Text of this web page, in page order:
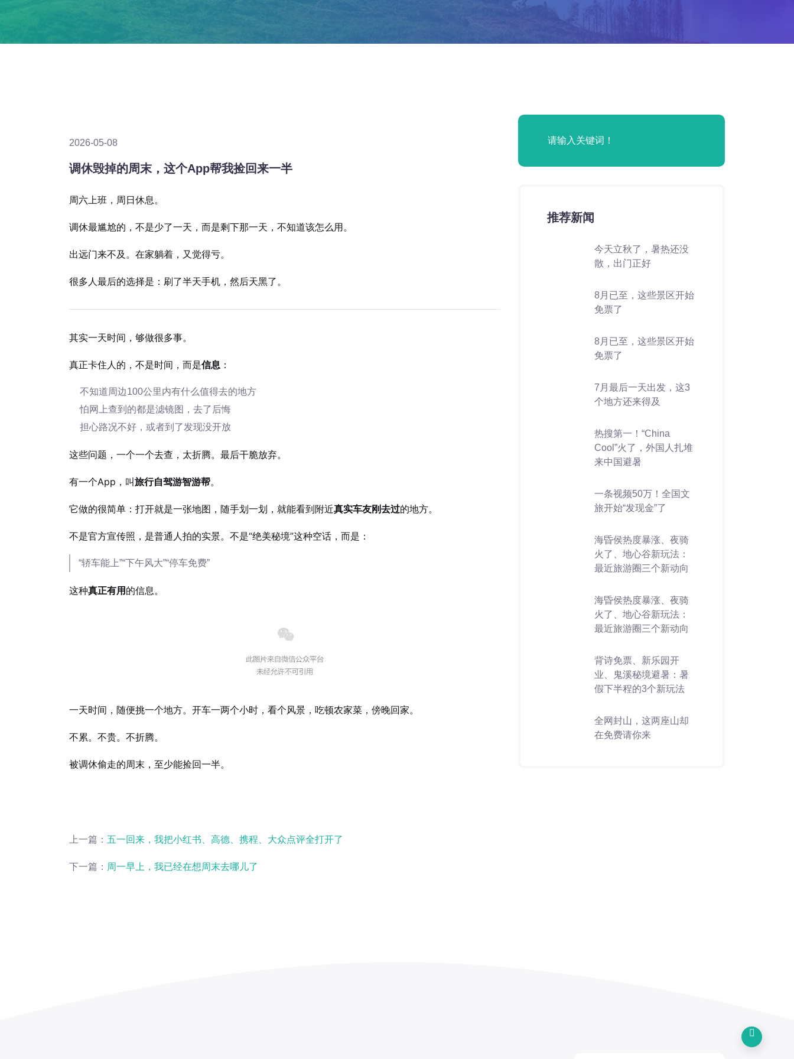
2026-05-08
调休毁掉的周末，这个App帮我捡回来一半
周六上班，周日休息。
调休最尴尬的，不是少了一天，而是剩下那一天，不知道该怎么用。
出远门来不及。在家躺着，又觉得亏。
很多人最后的选择是：刷了半天手机，然后天黑了。
其实一天时间，够做很多事。
真正卡住人的，不是时间，而是信息 ：
不知道周边100公里内有什么值得去的地方
怕网上查到的都是滤镜图，去了后悔
担心路况不好，或者到了发现没开放
这些问题，一个一个去查，太折腾。最后干脆放弃。
有一个App，叫旅行自驾游智游帮。
它做的很简单：打开就是一张地图，随手划一划，就能看到附近真实车友刚去过的地方。
不是官方宣传照，是普通人拍的实景。不是“绝美秘境”这种空话，而是：
“轿车能上”“下午风大”“停车免费”
这种真正有用 的信息。
一天时间，随便挑一个地方。开车一两个小时，看个风景，吃顿农家菜，傍晚回家。
不累。不贵。不折腾。
被调休偷走的周末，至少能捡回一半。
上一篇： 五一回来，我把小红书、高德、携程、大众点评全打开了
下一篇： 周一早上，我已经在想周末去哪儿了
推荐新闻
今天立秋了，暑热还没
散，出门正好
8月已至，这些景区开始
免票了
8月已至，这些景区开始
免票了
7月最后一天出发，这3
个地方还来得及
热搜第一！“China
Cool”火了，外国人扎堆
来中国避暑
一条视频50万！全国文
旅开始“发现金”了
海昏侯热度暴涨、夜骑
火了、地心谷新玩法：
最近旅游圈三个新动向
海昏侯热度暴涨、夜骑
火了、地心谷新玩法：
最近旅游圈三个新动向
背诗免票、新乐园开
业、鬼溪秘境避暑：暑
假下半程的3个新玩法
全网封山，这两座山却
在免费请你来